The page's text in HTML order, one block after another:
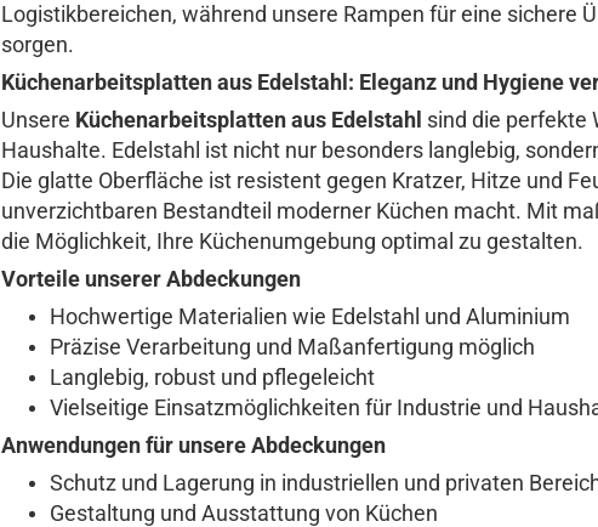
Logistikbereichen, während unsere Rampen für eine sichere
sorgen.
Küchenarbeitsplatten aus Edelstahl: Eleganz und Hygiene
Unsere Küchenarbeitsplatten aus Edelstahl sind die perfekte
Haushalte. Edelstahl ist nicht nur besonders langlebig,
Die glatte Oberfläche ist resistent gegen Kratzer, Hitze und
unverzichtbaren Bestandteil moderner Küchen macht. Mit
die Möglichkeit, Ihre Küchenumgebung optimal zu gestalten.
Vorteile unserer Abdeckungen
Hochwertige Materialien wie Edelstahl und Aluminium
Präzise Verarbeitung und Maßanfertigung möglich
Langlebig, robust und pflegeleicht
Vielseitige Einsatzmöglichkeiten für Industrie und
Anwendungen für unsere Abdeckungen
Schutz und Lagerung in industriellen und privaten
Gestaltung und Ausstattung von Küchen